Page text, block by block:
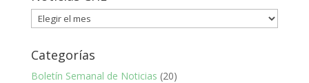
Noticias
CHE
Categorías
Boletín Semanal de Noticias (20)